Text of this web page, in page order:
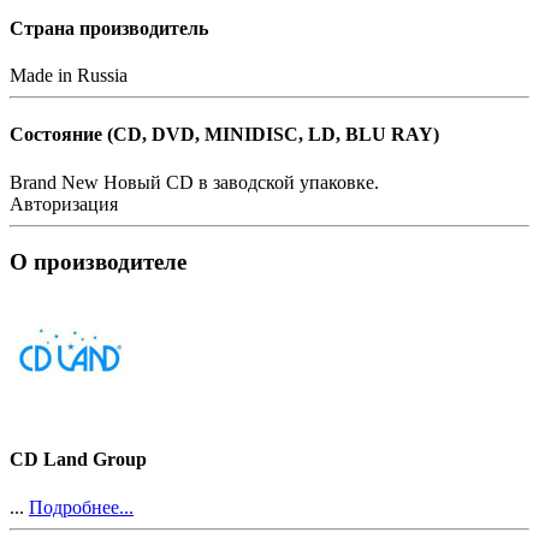
Страна производитель
Made in Russia
Состояние (СD, DVD, MINIDISC, LD, BLU RAY)
Brand New Новый CD в заводской упаковке.
Авторизация
О производителе
CD Land Group
... Подробнее...